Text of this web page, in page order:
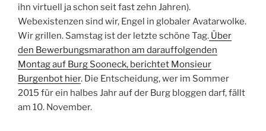
ihn virtuell ja schon seit fast zehn Jahren).
Webexistenzen sind wir, Engel in globaler Avatarwolke.
Wir grillen. Samstag ist der letzte schöne Tag. Über
den Bewerbungsmarathon am darauffolgenden
Montag auf Burg Sooneck, berichtet Monsieur
Burgenbot hier. Die Entscheidung, wer im Sommer
2015 für ein halbes Jahr auf der Burg bloggen darf, fällt
am 10. November.